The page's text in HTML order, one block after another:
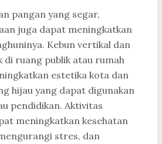
pangan yang segar,
juga dapat meningkatkan
Kebun vertikal dan
di ruang publik atau rumah
estetika kota dan
hijau yang dapat digunakan
pendidikan. Aktivitas
meningkatkan kesehatan
stres, dan